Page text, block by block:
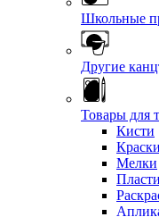
Школьные
Другие
Товары для
Кисти
Краски
Мелки